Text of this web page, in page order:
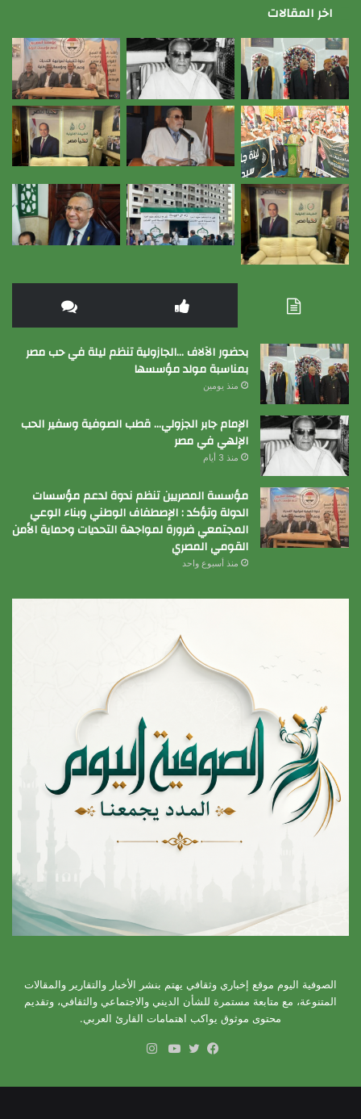
اخر المقالات
بحضور الآلاف …الجازولية تنظم ليلة في حب مصر
بمناسبة مولد مؤسسها
منذ يومين
الإمام جابر الجزولي… قطب الصوفية وسفير الحب
الإلهي في مصر
منذ 3 أيام
مؤسسة المصريين تنظم ندوة لدعم مؤسسات
الدولة وتؤكد : الإصطفاف الوطني وبناء الوعي
المجتمعي ضرورة لمواجهة التحديات وحماية الأمن
القومي المصري
منذ أسبوع واحد
الصوفية اليوم موقع إخباري وثقافي يهتم بنشر الأخبار والتقارير والمقالات
المتنوعة، مع متابعة مستمرة للشأن الديني والاجتماعي والثقافي، وتقديم
محتوى موثوق يواكب اهتمامات القارئ العربي.